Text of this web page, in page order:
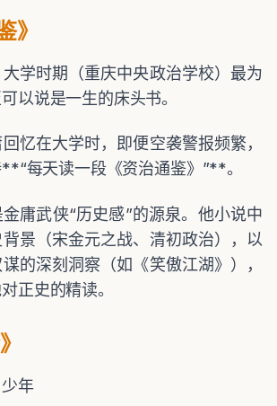
》
大学时期（重庆中央政治学校）最为
以说是一生的床头书。
忆在大学时，即便空袭警报频繁，
每天读一段《资治通鉴》”**。
金庸武侠“历史感”的源泉。他小说中
景（宋金元之战、清初政治），以
的深刻洞察（如《笑傲江湖》），
正史的精读。
少年